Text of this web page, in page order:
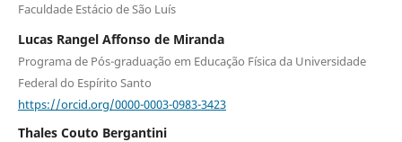
Faculdade Estácio de São Luís
Lucas Rangel Affonso de Miranda
Programa de Pós-graduação em Educação Física da Universidade
Federal do Espírito Santo
https://orcid.org/0000-0003-0983-3423
Thales Couto Bergantini